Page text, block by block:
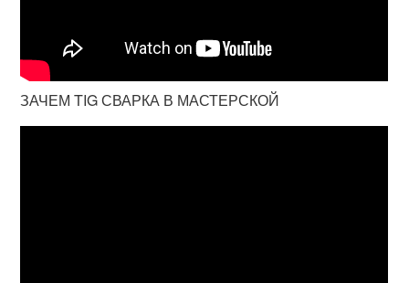
ЗАЧЕМ TIG СВАРКА В МАСТЕРСКОЙ